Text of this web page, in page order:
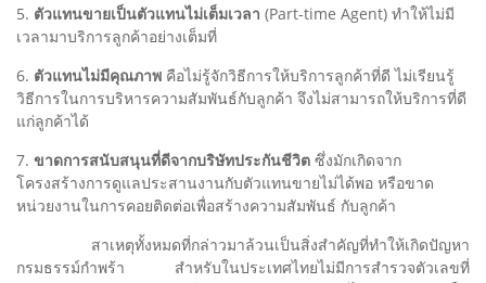
5. ตัวแทนขายเป็นตัวแทนไม่เต็มเวลา (Part-time Agent) ทำให้ไม่มี
เวลามาบริการลูกค้าอย่างเต็มที่
6. ตัวแทนไม่มีคุณภาพ คือไม่รู้จักวิธีการให้บริการลูกค้าที่ดี ไม่เรียนรู้
วิธีการในการบริหารความสัมพันธ์กับลูกค้า จึงไม่สามารถให้บริการที่ดี
แก่ลูกค้าได้
7. ขาดการสนับสนุนที่ดีจากบริษัทประกันชีวิต ซึ่งมักเกิดจาก
โครงสร้างการดูแลประสานงานกับตัวแทนขายไม่ได้พอ หรือขาด
หน่วยงานในการคอยติดต่อเพื่อสร้างความสัมพันธ์ กับลูกค้า
สาเหตุทั้งหมดที่กล่าวมาล้วนเป็นสิ่งสำคัญที่ทำให้เกิดปัญหา
กรมธรรม์กำพร้า สำหรับในประเทศไทยไม่มีการสำรวจตัวเลขที่